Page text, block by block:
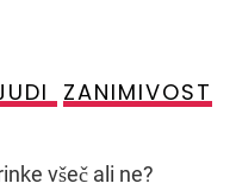
ZANIMIVOST
všeč ali ne?